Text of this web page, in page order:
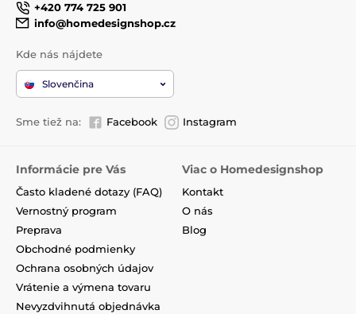
+420 774 725 901
info@homedesignshop.cz
Kde nás nájdete
Slovenčina
Sme tiež na: Facebook Instagram
Informácie pre Vás
Často kladené dotazy (FAQ)
Vernostný program
Preprava
Obchodné podmienky
Ochrana osobných údajov
Vrátenie a výmena tovaru
Nevyzdvihnutá objednávka
Viac o Homedesignshop
Kontakt
O nás
Blog